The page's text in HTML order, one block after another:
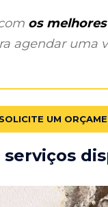
os
agendar uma
SOLICITE UM
serviços